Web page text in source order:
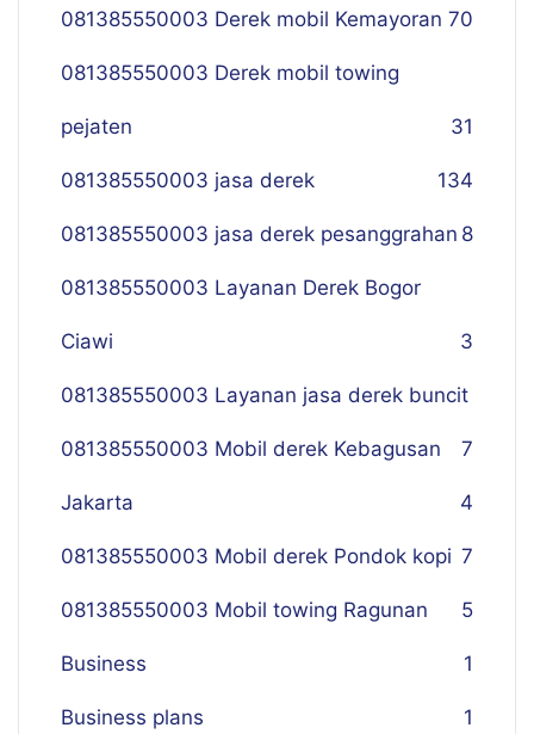
081385550003 Derek mobil Kemayoran 70
081385550003 Derek mobil towing
pejaten 31
081385550003 jasa derek 134
081385550003 jasa derek pesanggrahan 8
081385550003 Layanan Derek Bogor
Ciawi 3
081385550003 Layanan jasa derek buncit
7
081385550003 Mobil derek Kebagusan
Jakarta 4
081385550003 Mobil derek Pondok kopi 7
081385550003 Mobil towing Ragunan 5
Business 1
Business plans 1